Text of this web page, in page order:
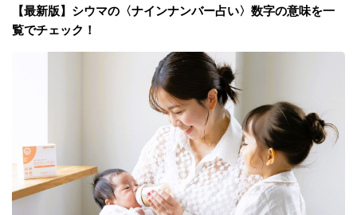
【最新版】シウマの〈ナインナンバー占い〉数字の意味を一
覧でチェック！